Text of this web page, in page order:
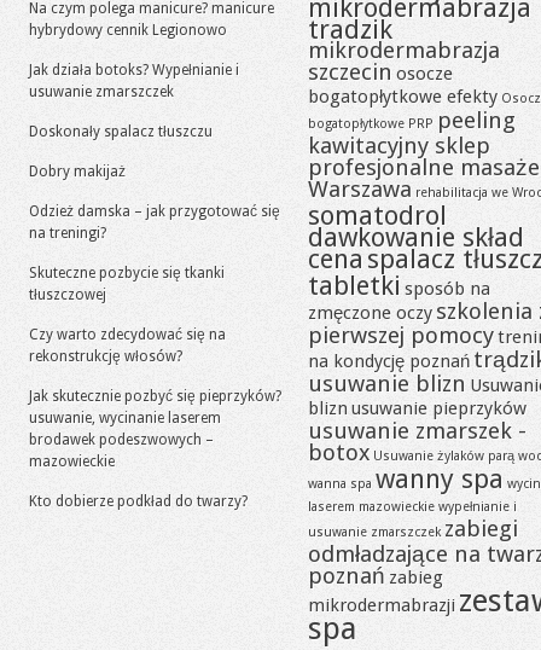
Na czym polega manicure? manicure
hybrydowy cennik Legionowo
Jak działa botoks? Wypełnianie i
usuwanie zmarszczek
Doskonały spalacz tłuszczu
Dobry makijaż
Odzież damska – jak przygotować się
na treningi?
Skuteczne pozbycie się tkanki
tłuszczowej
Czy warto zdecydować się na
rekonstrukcję włosów?
Jak skutecznie pozbyć się pieprzyków?
usuwanie, wycinanie laserem
brodawek podeszwowych –
mazowieckie
Kto dobierze podkład do twarzy?
mikrodermabrazja
tradzik
mikrodermabrazja
szczecin osocze
bogatopłytkowe efekty
bogatopłytkowe PRP peeling
kawitacyjny sklep
profesjonalne masaże
Warszawa rehabilitacja we
somatodrol
dawkowanie skład
cena spalacz
tabletki sposób na
zmęczone oczy szkolenia
pierwszej pomocy
na kondycję poznań
usuwanie blizn
blizn usuwanie pieprzyków
usuwanie zmarszek -
botox Usuwanie żylaków parą
wanna spa wanny spa
laserem mazowieckie wypełnianie i
usuwanie zmarszczek zabiegi
odmładzające na
poznań zabieg
mikrodermabrazji
spa